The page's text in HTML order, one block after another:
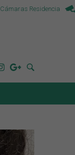
Cámaras Residencia